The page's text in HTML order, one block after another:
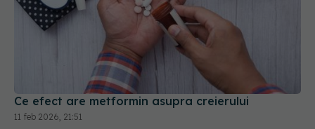
Ce efect are metformin asupra creierului
11 feb 2026, 21:51